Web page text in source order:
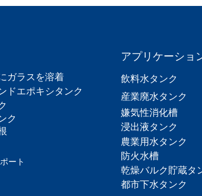
ガラスを溶着
ドエポキシタンク
ク
ート
アプリケーショ
飲料水タンク
産業廃水タンク
嫌気性消化槽
浸出液タンク
農業用水タンク
防火水槽
乾燥バルク貯蔵タ
都市下水タンク